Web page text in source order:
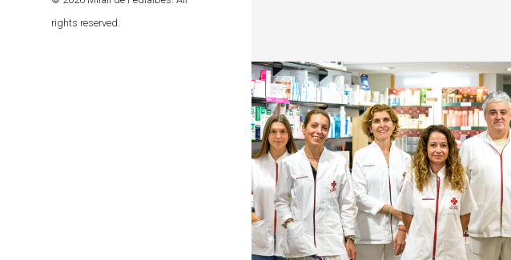
rights reserved.